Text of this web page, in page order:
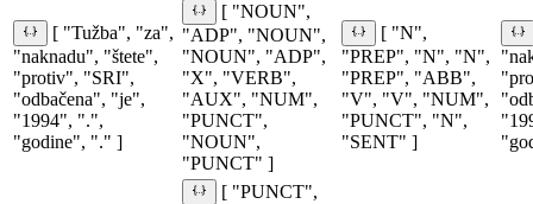
[ "Tužba", "za",
"naknadu", "štete",
"protiv", "SRI",
"odbačena", "je",
"1994", ".",
"godine", "." ]
[ "NOUN",
"ADP", "NOUN",
"NOUN", "ADP",
"X", "VERB",
"AUX", "NUM",
"PUNCT",
"NOUN",
"PUNCT" ]
[ "N",
"PREP", "N", "N",
"PREP", "ABB",
"V", "V", "NUM",
"PUNCT", "N",
"SENT" ]
[ "PUNCT",